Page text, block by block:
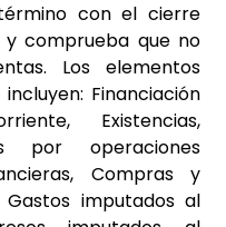
con el cierre
comprueba que no
Los elementos
Financiación
Existencias,
por operaciones
Compras y
imputados al